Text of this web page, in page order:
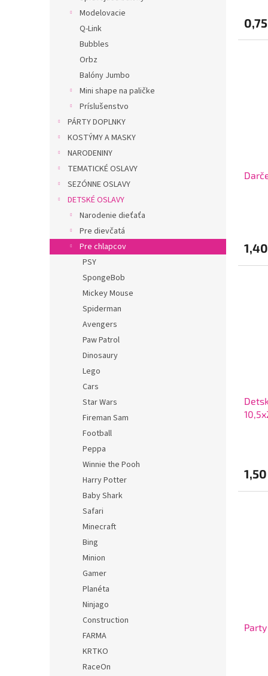
Modelovacie
Q-Link
Bubbles
Orbz
Balóny Jumbo
Mini shape na paličke
Príslušenstvo
PÁRTY DOPLNKY
KOSTÝMY A MASKY
NARODENINY
TEMATICKÉ OSLAVY
SEZÓNNE OSLAVY
DETSKÉ OSLAVY
Narodenie dieťaťa
Pre dievčatá
Pre chlapcov
PSY
SpongeBob
Mickey Mouse
Spiderman
Avengers
Paw Patrol
Dinosaury
Lego
Cars
Star Wars
Fireman Sam
Football
Peppa
Winnie the Pooh
Harry Potter
Baby Shark
Safari
Minecraft
Bing
Minion
Gamer
Planéta
Ninjago
Construction
FARMA
KRTKO
RaceOn